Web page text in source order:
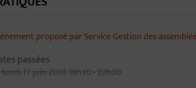
proposé par Service Gestion des
planification
passées
lundi17juin202418h30 - 22h00